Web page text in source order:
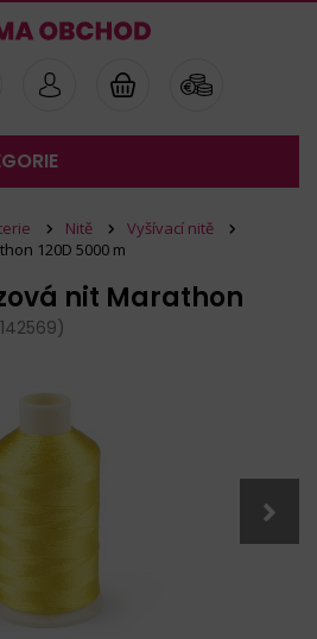
Nitě
Vyšívací nitě
120D 5000 m
nit Marathon